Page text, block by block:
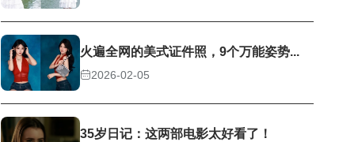
火遍全网的美式证件照，9个万能姿势...
2026-02-05
35岁日记：这两部电影太好看了！